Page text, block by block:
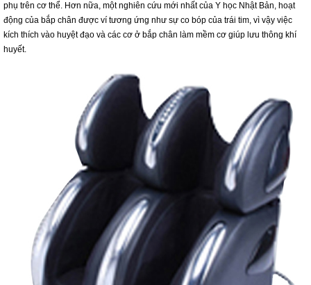
phụ trên cơ thể. Hơn nữa, một nghiên cứu mới nhất của Y học Nhật Bản, hoạt
động của bắp chân được ví tương ứng như sự co bóp của trái tim, vì vậy việc
kích thích vào huyệt đạo và các cơ ở bắp chân làm mềm cơ giúp lưu thông khí
huyết.